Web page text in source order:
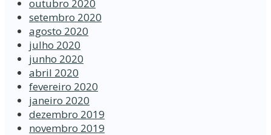
outubro 2020
setembro 2020
agosto 2020
julho 2020
junho 2020
abril 2020
fevereiro 2020
janeiro 2020
dezembro 2019
novembro 2019